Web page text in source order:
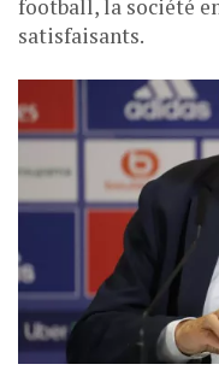
football, la société
satisfaisants.